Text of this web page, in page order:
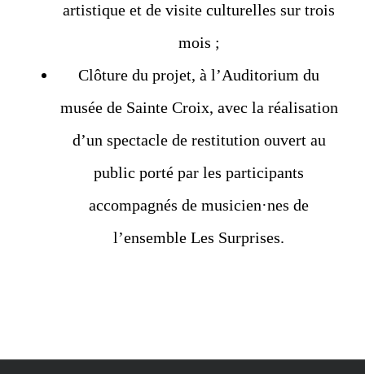
artistique et de visite culturelles sur trois
mois ;
Clôture du projet, à l’Auditorium du
musée de Sainte Croix, avec la réalisation
d’un spectacle de restitution ouvert au
public porté par les participants
accompagnés de musicien·nes de
l’ensemble Les Surprises.